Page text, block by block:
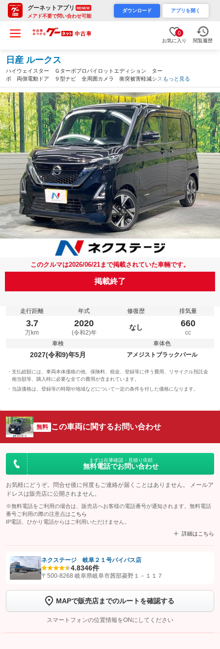
グーネットアプリ RENEW
メアド不要で問い合わせ可能
ダウンロード アプリを開く
0
お気に入り 閲覧履歴
日産 ルークス
ハイウェイスター Ｇターボプロパイロットエディション ター
ボ 両側電動ドア ９型ナビ 全周囲カメラ 衝突被害軽減システ
ム レーダークルーズ 禁煙車 ドラレコ コーナーセンサー ス
マートキー ＬＥＤヘッド ビルトインＥＴＣ 純正１５インチア
ルミ（岐阜県）
もっと見る
このクルマは2026/06/21まで掲載されていた車輛です。
掲載終了
走行距離
3.7
万km
年式
2020
(令和2)年
修復歴
なし
排気量
660
cc
車検
2027(令和9)年5月
車体色
アメジストブラックパール
支払総額には、車両本体価格の他、保険料、税金、登録等に伴う費用、リサイクル預託金
相当額等、購入時に必要な全ての費用が含まれています。
当該価格は、登録等の時期や地域などについて一定の条件を付した価格になります。
無料 この車両に関するお問い合わせ
まずは在庫確認・見積り依頼
無料電話でお問い合わせ
お気軽にどうぞ。問合せ後に何度もご連絡が届くことはありません。 メールア
ドレスは販売店に公開されません。
※無料電話をご利用の場合は、販売店へお客様の電話番号が通知されます。無料電話
番号ご利用の際の注意点は こちら
IP電話、ひかり電話からはご利用いただけません。
詳細はこちら
【STEP1】認証画面でグーネットを友だち追加してから「許可する」ボタンを押
トーク画面で
ボタンをタップして問い合わせを
完了してください。
こちら
ネクステージ 岐阜２１号バイパス店
4.8346件
〒500-8268 岐阜県岐阜市茜部菱野１－１１７
MAPで販売店までのルートを確認する
スマートフォンの位置情報をONにしてください